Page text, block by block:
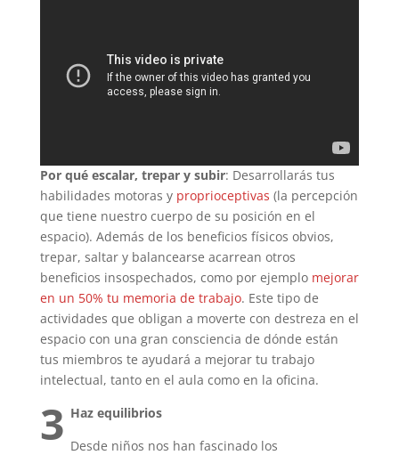
Por qué escalar, trepar y subir: Desarrollarás tus
habilidades motoras y proprioceptivas (la percepción
que tiene nuestro cuerpo de su posición en el
espacio). Además de los beneficios físicos obvios,
trepar, saltar y balancearse acarrean otros
beneficios insospechados, como por ejemplo mejorar
en un 50% tu memoria de trabajo. Este tipo de
actividades que obligan a moverte con destreza en el
espacio con una gran consciencia de dónde están
tus miembros te ayudará a mejorar tu trabajo
intelectual, tanto en el aula como en la oficina.
3 Haz equilibrios
Desde niños nos han fascinado los